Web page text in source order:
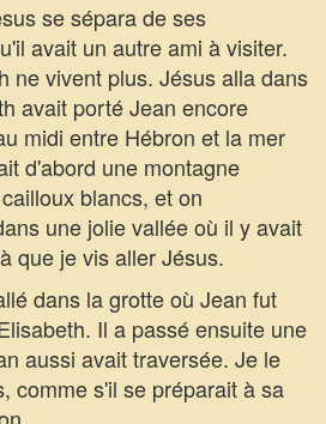
se sépara de ses
avait un autre ami à visiter.
ne vivent plus. Jésus alla dans
avait porté Jean encore
midi entre Hébron et la mer
d'abord une montagne
blancs, et on
une jolie vallée où il y avait
que je vis aller Jésus.
dans la grotte où Jean fut
Il a passé ensuite une
aussi avait traversée. Je le
comme s'il se préparait à sa